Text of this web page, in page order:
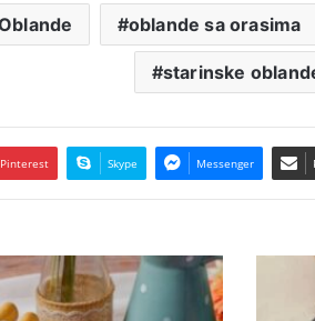
oblande sa orasima
starinske
Pinterest Skype Messenger